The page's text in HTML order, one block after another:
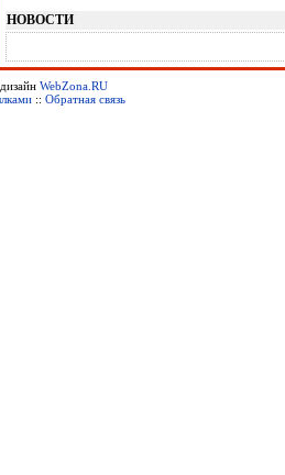
НОВОСТИ
WebZona.RU
:: Обратная связь